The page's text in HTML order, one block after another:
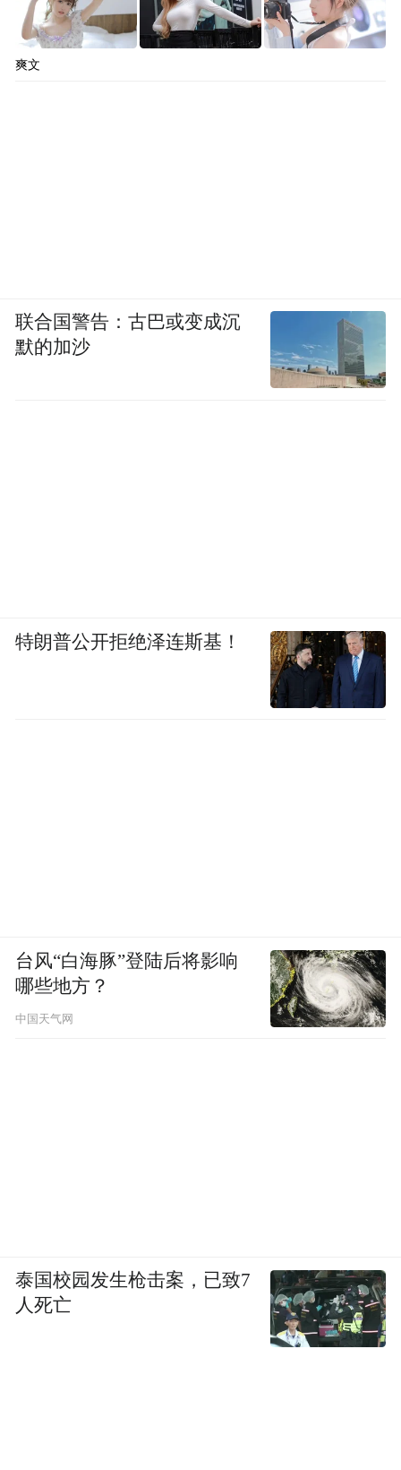
爽文
联合国警告：古巴或变成沉
默的加沙
特朗普公开拒绝泽连斯基！
台风“白海豚”登陆后将影响
哪些地方？
中国天气网
泰国校园发生枪击案，已致7
人死亡